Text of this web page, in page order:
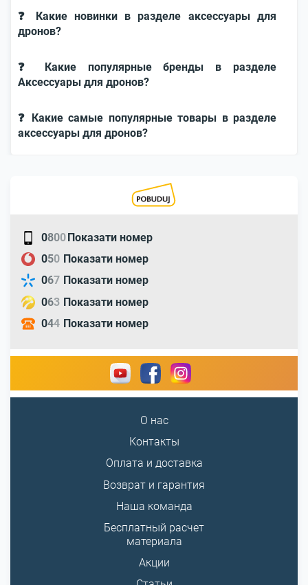
❓ Какие новинки в разделе аксессуары для
дронов?
❓ Какие популярные бренды в разделе
Аксессуары для дронов?
❓ Какие самые популярные товары в разделе
аксессуары для дронов?
0800Показати номер
050 Показати номер
067 Показати номер
063 Показати номер
044 Показати номер
О нас
Контакты
Оплата и доставка
Возврат и гарантия
Наша команда
Бесплатный расчет
материала
Акции